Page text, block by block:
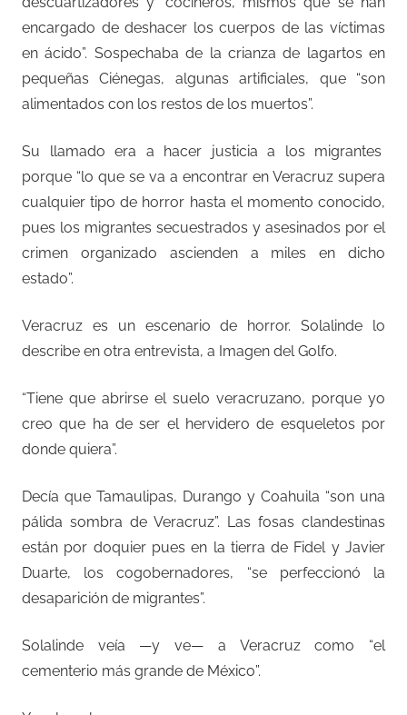
encargado de deshacer los cuerpos de las víctimas
en ácido”. Sospechaba de la crianza de lagartos en
pequeñas Ciénegas, algunas artificiales, que “son
alimentados con los restos de los muertos”.
Su llamado era a hacer justicia a los migrantes
porque “lo que se va a encontrar en Veracruz supera
cualquier tipo de horror hasta el momento conocido,
pues los migrantes secuestrados y asesinados por el
crimen organizado ascienden a miles en dicho
estado”.
Veracruz es un escenario de horror. Solalinde lo
describe en otra entrevista, a Imagen del Golfo.
“Tiene que abrirse el suelo veracruzano, porque yo
creo que ha de ser el hervidero de esqueletos por
donde quiera”.
Decía que Tamaulipas, Durango y Coahuila “son una
pálida sombra de Veracruz”. Las fosas clandestinas
están por doquier pues en la tierra de Fidel y Javier
Duarte, los cogobernadores, “se perfeccionó la
desaparición de migrantes”.
Solalinde veía —y ve— a Veracruz como “el
cementerio más grande de México”.